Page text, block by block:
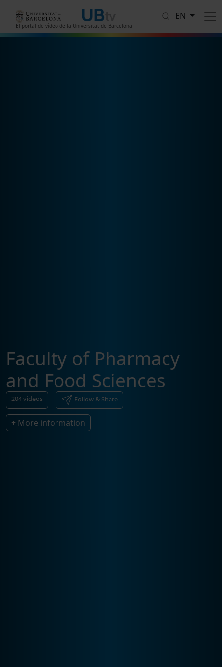
El portal de vídeo de la Universitat de Barcelona
EN
Faculty of Pharmacy
and Food Sciences
204videos Follow & Share
+ More information